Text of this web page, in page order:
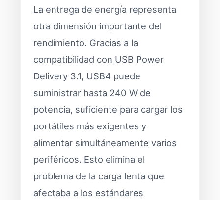
La entrega de energía representa
otra dimensión importante del
rendimiento. Gracias a la
compatibilidad con USB Power
Delivery 3.1, USB4 puede
suministrar hasta 240 W de
potencia, suficiente para cargar los
portátiles más exigentes y
alimentar simultáneamente varios
periféricos. Esto elimina el
problema de la carga lenta que
afectaba a los estándares